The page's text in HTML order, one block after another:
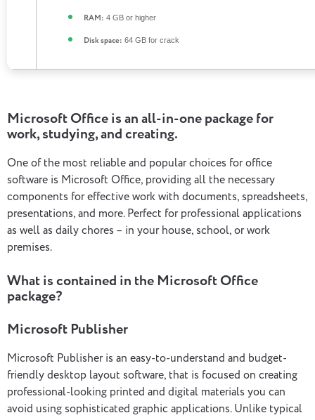
RAM: 4 GB or higher
Disk space: 64 GB for crack
Microsoft Office is an all-in-one package for
work, studying, and creating.
One of the most reliable and popular choices for office
software is Microsoft Office, providing all the necessary
components for effective work with documents, spreadsheets,
presentations, and more. Perfect for professional applications
as well as daily chores – in your house, school, or work
premises.
What is contained in the Microsoft Office
package?
Microsoft Publisher
Microsoft Publisher is an easy-to-understand and budget-
friendly desktop layout software, that is focused on creating
professional-looking printed and digital materials you can
avoid using sophisticated graphic applications. Unlike typical